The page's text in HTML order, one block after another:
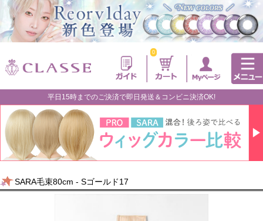
0
平日15時までのご決済で即日発送＆コンビニ決済OK!
SARA毛束80cm - Sゴールド17